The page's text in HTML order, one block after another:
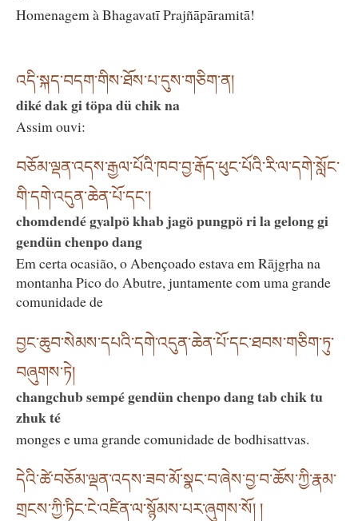
Homenagem à Bhagavatī Prajñāpāramitā!
འདི་སྐད་བདག་གིས་ཐོས་པ་དུས་གཅིག་ན།
diké dak gi töpa dü chik na
Assim ouvi:
བཅོམ་ལྡན་འདས་རྒྱལ་པོའི་ཁབ་བྱ་རྒོད་ཕུང་པོའི་རི་ལ་དགེ་སློང་
གི་དགེ་འདུན་ཆེན་པོ་དང༌།
chomdendé gyalpö khab jagö pungpö ri la gelong gi
gendün chenpo dang
Em certa ocasião, o Abençoado estava em Rājgṛha na
montanha Pico do Abutre, juntamente com uma grande
comunidade de
བྱང་ཆུབ་སེམས་དཔའི་དགེ་འདུན་ཆེན་པོ་དང་ཐབས་གཅིག་ཏུ་
བཞུགས་ཏེ།
changchub sempé gendün chenpo dang tab chik tu
zhuk té
monges e uma grande comunidade de bodhisattvas.
དེའི་ཚེ་བཅོམ་ལྡན་འདས་ཟབ་མོ་སྣང་བ་ཞེས་བྱ་བ་ཆོས་ཀྱི་རྣམ་
གྲངས་ཀྱི་ཏིང་ངེ་འཛིན་ལ་སྙོམས་པར་ཞུགས་སོ། །